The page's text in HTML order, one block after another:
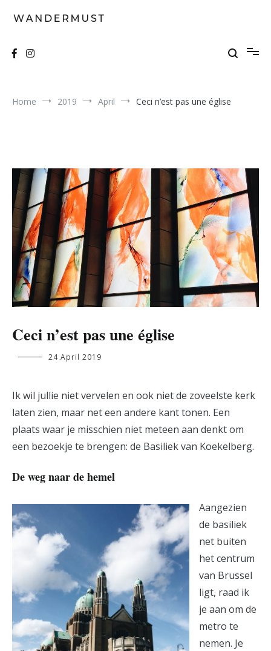
Home 2019 April Ceci n’est pas une église
Ceci n’est pas une église
Annika
24 April 2019
Ik wil jullie niet vervelen en ook niet de zoveelste kerk
laten zien, maar net een andere kant tonen. Een
plaats waar je misschien niet meteen aan denkt om
een bezoekje te brengen: de Basiliek van Koekelberg.
De weg naar de hemel
Aangezien
de basiliek
net buiten
het centrum
van Brussel
ligt, raad ik
je aan om de
metro te
nemen. Je